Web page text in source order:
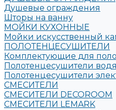
Душевые ограждения
Шторы на ванну
МОЙКИ КУХОННЫЕ
Мойки искусственный
ПОЛОТЕНЦЕСУШИТЕЛИ
Комплектующие для
Полотенцесушители
Полотенцесушители
СМЕСИТЕЛИ
СМЕСИТЕЛИ DECOROOM
СМЕСИТЕЛИ LEMARK